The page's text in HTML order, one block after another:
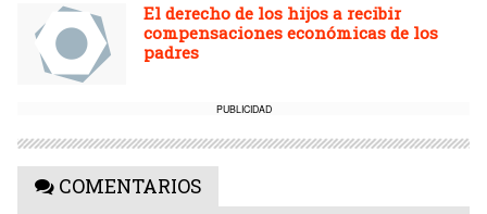
El derecho de los hijos a recibir
compensaciones económicas de los
padres
PUBLICIDAD
COMENTARIOS